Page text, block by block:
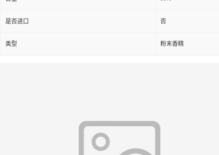
是否进口 否
类型 粉末香精